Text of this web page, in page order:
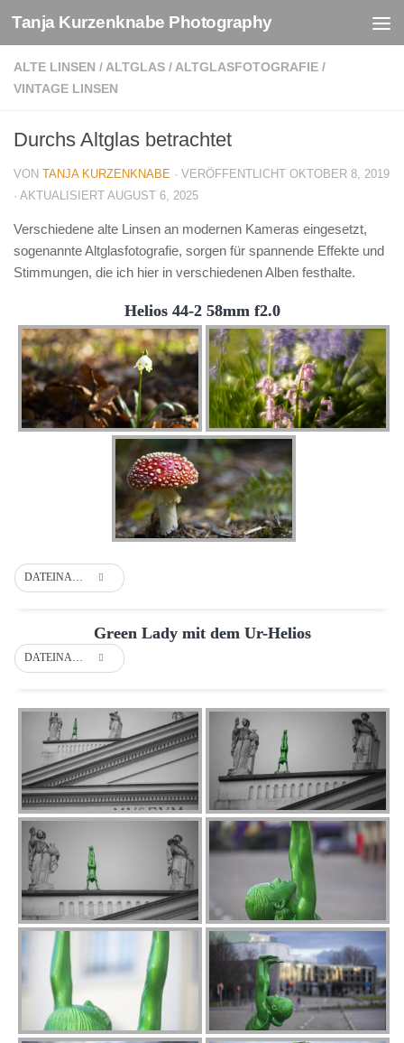
Zum Inhalt springen
Tanja Kurzenknabe Photography
ALTE LINSEN / ALTGLAS / ALTGLASFOTOGRAFIE /
VINTAGE LINSEN
Durchs Altglas betrachtet
VON TANJA KURZENKNABE · VERÖFFENTLICHT OKTOBER 8, 2019
· AKTUALISIERT AUGUST 6, 2025
Verschiedene alte Linsen an modernen Kameras eingesetzt,
sogenannte Altglasfotografie, sorgen für spannende Effekte und
Stimmungen, die ich hier in verschiedenen Alben festhalte.
Helios 44-2 58mm f2.0
Green Lady mit dem Ur-Helios